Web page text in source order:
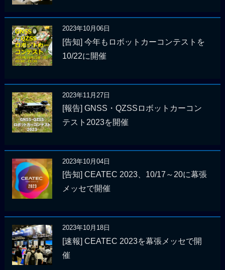
2023年10月06日
[告知] 今年もロボットカーコンテストを
10/22に開催
2023年11月27日
[報告] GNSS・QZSSロボットカーコン
テスト2023を開催
2023年10月04日
[告知] CEATEC 2023、10/17～20に幕張
メッセで開催
2023年10月18日
[速報] CEATEC 2023を幕張メッセで開
催